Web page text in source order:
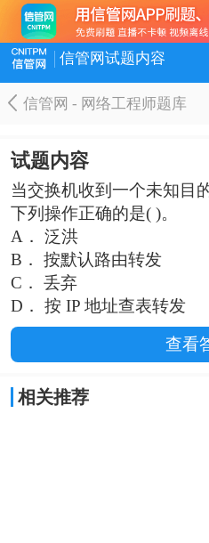
信管网试题内容
信管网 - 网络工程师题库
试题内容
当交换机收到一个未知目
下列操作正确的是( )。
A． 泛洪
B． 按默认路由转发
C． 丢弃
D． 按 IP 地址查表转发
查看
相关推荐